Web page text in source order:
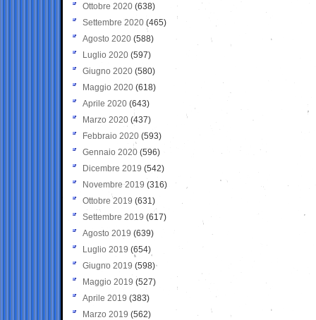
Ottobre 2020 (638)
Settembre 2020(465)
Agosto 2020 (588)
Luglio 2020 (597)
Giugno 2020 (580)
Maggio 2020 (618)
Aprile 2020 (643)
Marzo 2020 (437)
Febbraio 2020 (593)
Gennaio 2020 (596)
Dicembre 2019 (542)
Novembre 2019 (316)
Ottobre 2019 (631)
Settembre 2019 (617)
Agosto 2019 (639)
Luglio 2019 (654)
Giugno 2019 (598)
Maggio 2019 (527)
Aprile 2019 (383)
Marzo 2019 (562)